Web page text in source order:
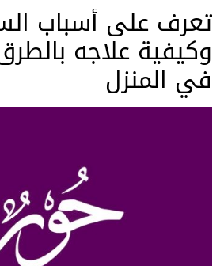
تعرف على أسباب
وكيفية علاجه
في المنزل